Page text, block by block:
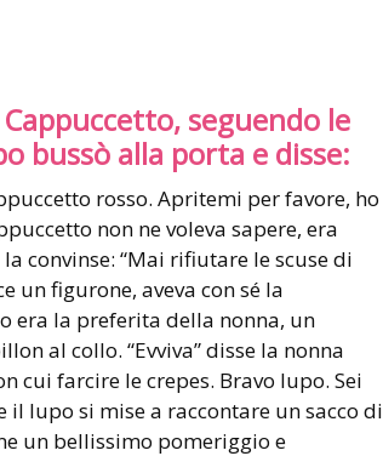
seguendo le
bussò alla porta e disse:
rosso. Apritemi per favore, ho
non ne voleva sapere, era
convinse: “Mai rifiutare le scuse di
un figurone, aveva con sé la
era la preferita della nonna, un
al collo. “Evviva” disse la nonna
cui farcire le crepes. Bravo lupo. Sei
il lupo si mise a raccontare un sacco di
un bellissimo pomeriggio e